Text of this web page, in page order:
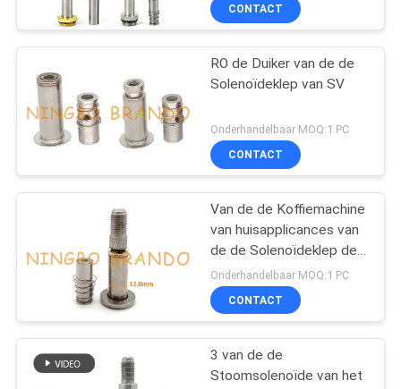
FABRIEKSTOCHT
KWALITEITSCONTROLE
NEEM
CONTACT
ONS
VRAAG
EEN
CONTACT
RO de Duiker van de de
Solenoïdeklep van SV
Onderhandelbaar MOQ:1 PC
CONTACT
Van de de Koffiemachine
van huisapplicances van
de de Solenoïdeklep de
Assemblage van de de
Duikersbuis
Onderhandelbaar MOQ:1 PC
CONTACT
3 van de de
Stoomsolenoïde van het